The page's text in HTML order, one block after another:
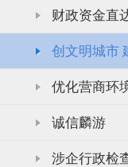
财政资金直
创文明城市
优化营商环
诚信麟游
涉企行政检